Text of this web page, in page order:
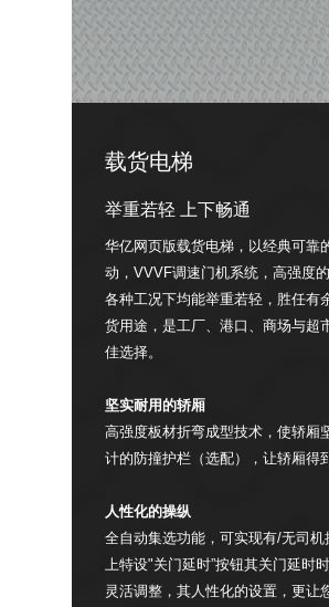
载货电梯
举重若轻 上下畅通
华亿网页版载货电梯，以经典可靠
动，VVVF调速门机系统，高强度
各种工况下均能举重若轻，胜任有
货用途，是工厂、港口、商场与超
佳选择。
坚实耐用的轿厢
高强度板材折弯成型技术，使轿厢
计的防撞护栏（选配），让轿厢得
人性化的操纵
全自动集选功能，可实现有/无司
上特设"关门延时”按钮其关门延时
灵活调整，其人性化的设置，更让